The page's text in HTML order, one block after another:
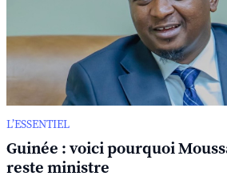
L’ESSENTIEL
Guinée : voici pourquoi
reste ministre